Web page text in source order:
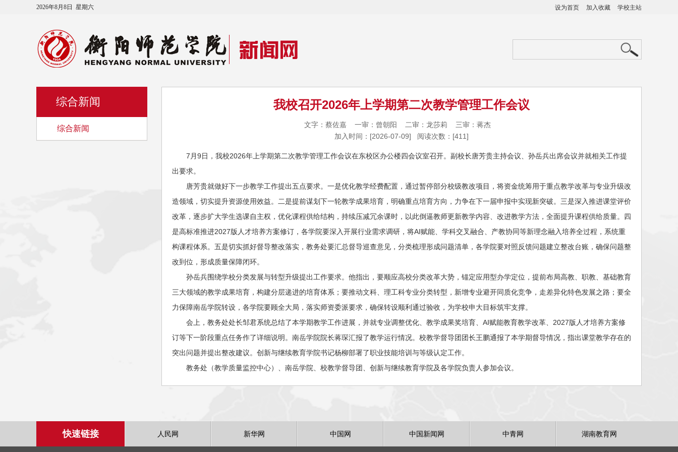
2026年8月8日 星期六 设为首页 加入收藏 学校主站
综合新闻
综合新闻
我校召开2026年上学期第二次教学管理工作会议
文字：蔡佐嘉 一审：曾朝阳 二审：龙莎莉 三审：蒋杰
加入时间：[2026-07-09] 阅读次数：[411]
7月9日，我校2026年上学期第二次教学管理工作会议在东校区办公楼四会议室召开。副校长唐芳贵主持会议、孙岳兵出席会议并就相关工作提
出要求。
唐芳贵就做好下一步教学工作提出五点要求。一是优化教学经费配置，通过暂停部分校级教改项目，将资金统筹用于重点教学改革与专业升级改
造领域，切实提升资源使用效益。二是提前谋划下一轮教学成果培育，明确重点培育方向，力争在下一届申报中实现新突破。三是深入推进课堂评价
改革，逐步扩大学生选课自主权，优化课程供给结构，持续压减冗余课时，以此倒逼教师更新教学内容、改进教学方法，全面提升课程供给质量。四
是高标准推进2027版人才培养方案修订，各学院要深入开展行业需求调研，将AI赋能、学科交叉融合、产教协同等新理念融入培养全过程，系统重
构课程体系。五是切实抓好督导整改落实，教务处要汇总督导巡查意见，分类梳理形成问题清单，各学院要对照反馈问题建立整改台账，确保问题整
改到位，形成质量保障闭环。
孙岳兵围绕学校分类发展与转型升级提出工作要求。他指出，要顺应高校分类改革大势，锚定应用型办学定位，提前布局高教、职教、基础教育
三大领域的教学成果培育，构建分层递进的培育体系；要推动文科、理工科专业分类转型，新增专业避开同质化竞争，走差异化特色发展之路；要全
力保障南岳学院转设，各学院要顾全大局，落实师资委派要求，确保转设顺利通过验收，为学校申大目标筑牢支撑。
会上，教务处处长邹君系统总结了本学期教学工作进展，并就专业调整优化、教学成果奖培育、AI赋能教育教学改革、2027版人才培养方案修
订等下一阶段重点任务作了详细说明。南岳学院院长蒋琛汇报了教学运行情况。校教学督导团团长王鹏通报了本学期督导情况，指出课堂教学存在的
突出问题并提出整改建议。创新与继续教育学院书记杨柳部署了职业技能培训与等级认定工作。
教务处（教学质量监控中心）、南岳学院、校教学督导团、创新与继续教育学院及各学院负责人参加会议。
快速链接 人民网 新华网 中国网 中国新闻网 中青网 湖南教育网